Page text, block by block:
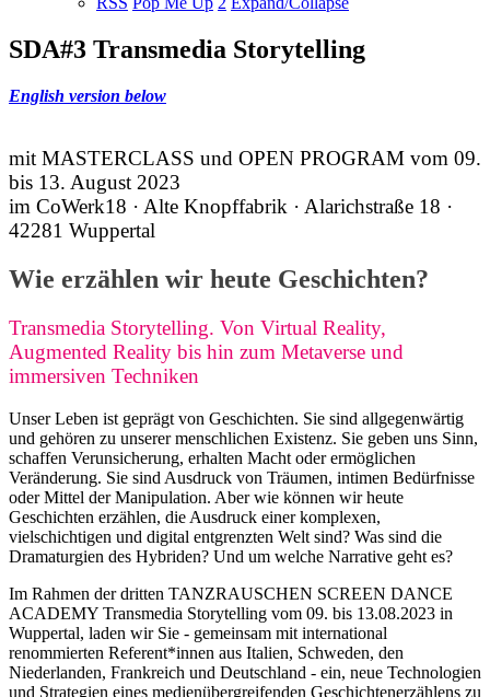
SDA#3 Transmedia Storytelling
English version below
mit MASTERCLASS und OPEN PROGRAM vom 09.
bis 13. August 2023
im CoWerk18 · Alte Knopffabrik · Alarichstraße 18 ·
42281 Wuppertal
Wie erzählen wir heute Geschichten?
Transmedia Storytelling. Von Virtual Reality,
Augmented Reality bis hin zum Metaverse und
immersiven Techniken
Unser Leben ist geprägt von Geschichten. Sie sind allgegenwärtig
und gehören zu unserer menschlichen Existenz. Sie geben uns Sinn,
schaffen Verunsicherung, erhalten Macht oder ermöglichen
Veränderung. Sie sind Ausdruck von Träumen, intimen Bedürfnisse
oder Mittel der Manipulation. Aber wie können wir heute
Geschichten erzählen, die Ausdruck einer komplexen,
vielschichtigen und digital entgrenzten Welt sind? Was sind die
Dramaturgien des Hybriden? Und um welche Narrative geht es?
Im Rahmen der dritten TANZRAUSCHEN SCREEN DANCE
ACADEMY Transmedia Storytelling vom 09. bis 13.08.2023 in
Wuppertal, laden wir Sie - gemeinsam mit international
renommierten Referent*innen aus Italien, Schweden, den
Niederlanden, Frankreich und Deutschland - ein, neue Technologien
und Strategien eines medienübergreifenden Geschichtenerzählens zu